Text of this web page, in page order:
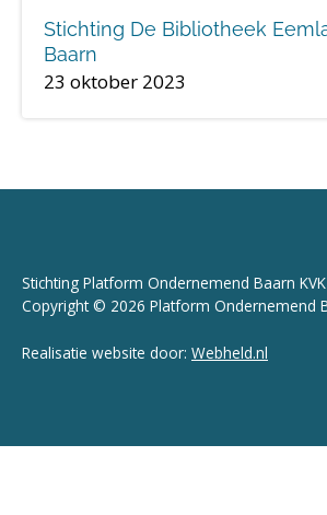
Stichting De Bibliotheek
Baarn
23 oktober 2023
Stichting Platform Ondernemend Baarn
Copyright © 2026 Platform Ondernemend
Realisatie website door: Webheld.nl